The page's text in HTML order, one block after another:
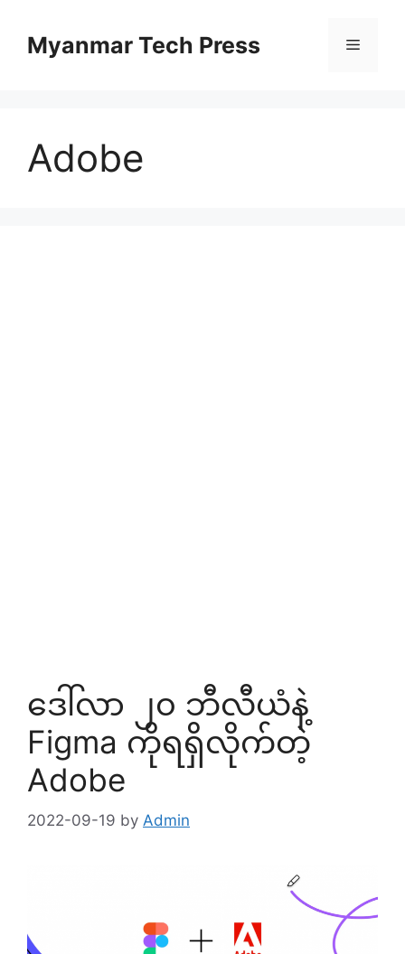
contentMyanmar Tech Press Menu
Adobe
ဒေါ်လာ ၂၀ ဘီလီယံနဲ့
Figma ကိုရရှိလိုက်တဲ့
Adobe
2022-09-19 by Admin